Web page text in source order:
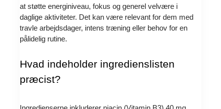
at støtte energiniveau, fokus og generel velvære i
daglige aktiviteter. Det kan være relevant for dem med
travle arbejdsdager, intens træning eller behov for en
pålidelig rutine.
Hvad indeholder ingredienslisten
præcist?